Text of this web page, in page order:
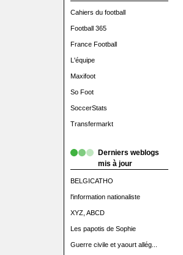
Cahiers du football
Football 365
France Football
L'équipe
Maxifoot
So Foot
SoccerStats
Transfermarkt
Derniers weblogs
mis à jour
BELGICATHO
l'information nationaliste
XYZ, ABCD
Les papotis de Sophie
Guerre civile et yaourt allég...